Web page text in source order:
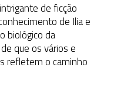
de ficção
de Ilia e
biológico da
que os vários e
refletem o caminho